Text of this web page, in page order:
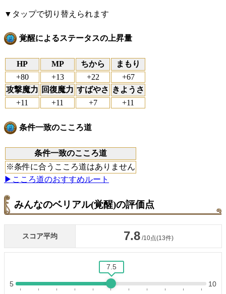
▼タップで切り替えられます
覚醒によるステータスの上昇量
HP MP ちから
まもり
+80
+13 +22
+67
攻撃魔力 回復魔力 すばやさ きようさ
+11
+11 +7 +11
条件一致のこころ道
条件一致のこころ道
※条件に合うこころ道はありません
▶︎こころ道のおすすめルート
みんなのベリアル(覚醒)の評価点